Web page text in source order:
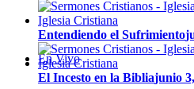
En Vivo
Entendiendo el Sufrimiento
El Incesto en la Bibliajunio